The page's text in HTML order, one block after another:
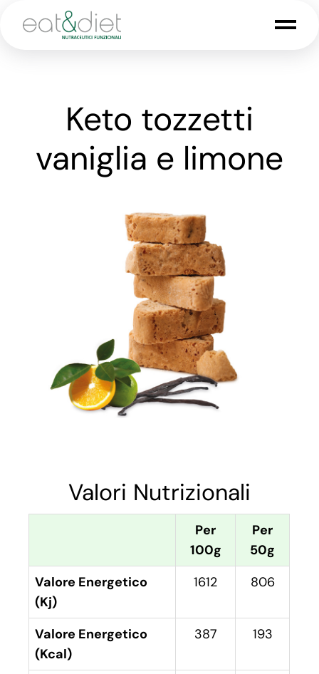
Keto tozzetti
vaniglia e limone
Valori Nutrizionali
Per
100g
Per
50g
Valore Energetico
(Kj)
1612 806
Valore Energetico
(Kcal)
387 193